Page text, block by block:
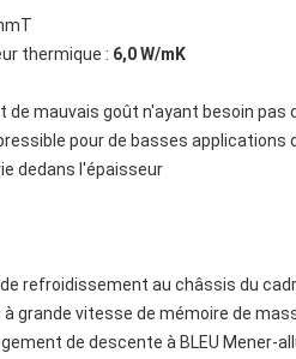
thermique : 6,0 W/mK
de mauvais goût n'ayant besoin
pour de basses applications
dedans l'épaisseur
refroidissement au châssis du
grande vitesse de mémoire de
de descente à BLEU Mener-